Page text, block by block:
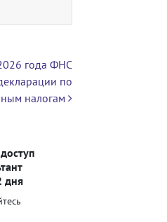
года ФНС
по
налогам
дня